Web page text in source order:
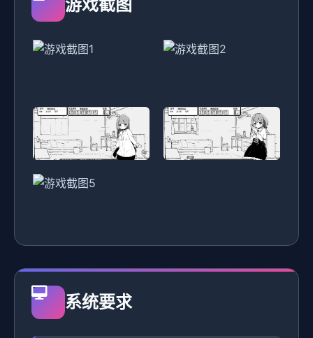
游戏截图
系统要求